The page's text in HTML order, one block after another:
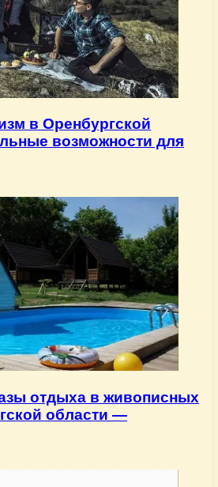
в Оренбургской
возможности для
отдыха в живописных
области —